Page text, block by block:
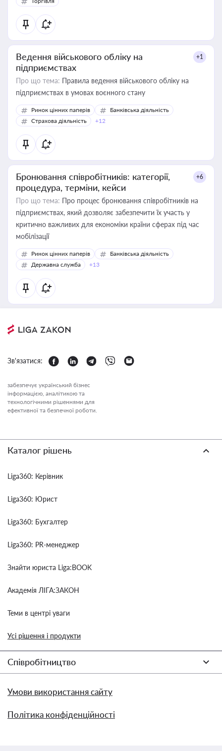
Ведення військового обліку на
підприємствах
+1
Про що тема: Правила ведення військового обліку на
підприємствах в умовах воєнного стану
Ринок цінних паперів
Банківська діяльність
Страхова діяльність
+12
Бронювання співробітників: категорії,
процедура, терміни, кейси
+6
Про що тема: Про процес бронювання співробітників на
підприємствах, який дозволяє забезпечити їх участь у
критично важливих для економіки країни сферах під час
мобілізації
Ринок цінних паперів
Банківська діяльність
Державна служба
+13
Зв'язатися:
забезпечує український бізнес
інформацією, аналітикою та
технологічними рішеннями для
ефективної та безпечної роботи.
Каталог рішень
Liga360: Керівник
Liga360: Юрист
Liga360: Бухгалтер
Liga360: PR-менеджер
Знайти юриста Liga:BOOK
Академія ЛІГА:ЗАКОН
Теми в центрі уваги
Усі рішення і продукти
Співробітництво
Умови використання сайту
Політика конфіденційності